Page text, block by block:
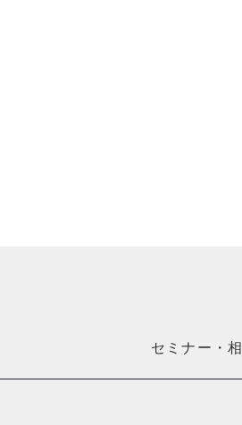
セミナー・